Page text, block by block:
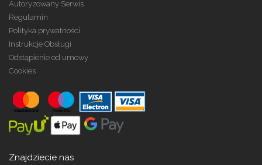
Autoryzowany Serwis
Regulamin
Polityka prywatności
Instrukcje Obsługi
Odstąpienie od umowy
Cookies
Znajdziecie nas